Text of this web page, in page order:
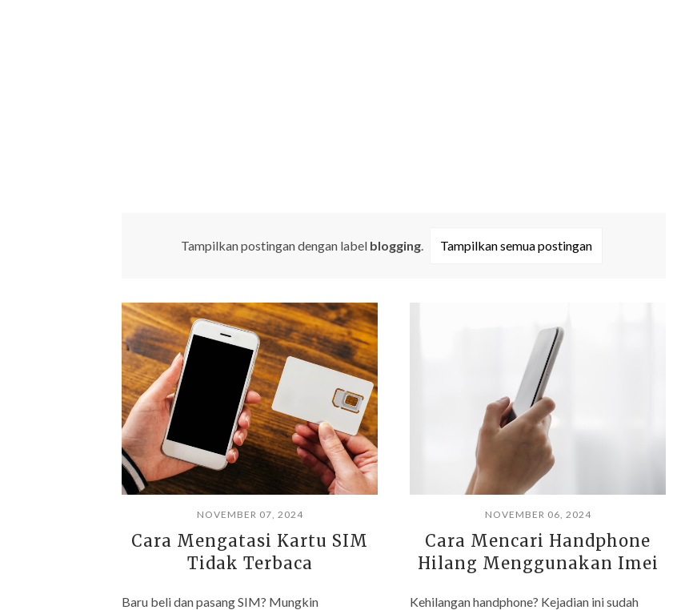
Tampilkan postingan dengan label blogging. Tampilkan semua postingan
NOVEMBER 07, 2024
Cara Mengatasi Kartu SIM
Tidak Terbaca
Baru beli dan pasang SIM? Mungkin
NOVEMBER 06, 2024
Cara Mencari Handphone
Hilang Menggunakan Imei
Kehilangan handphone? Kejadian ini sudah